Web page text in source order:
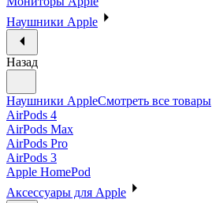
Наушники Apple
Назад
Наушники AppleСмотреть все товары
AirPods 4
AirPods Max
AirPods Pro
AirPods 3
Apple HomePod
Аксессуары для Apple